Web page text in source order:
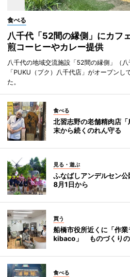
食べる
八千代「52間の縁側」にカ
煎コーヒーやカレー提供
八千代の地域交流施設「52間の縁側」（
「PUKU（プク）八千代店」がオープンし
た。
食べる
北習志野の老舗精肉店
末から続くのれん守る
見る・遊ぶ
ふなばしアンデルセン
8月1日から
買う
船橋市役所近くに「作
kibaco」 ものづくりの
食べる